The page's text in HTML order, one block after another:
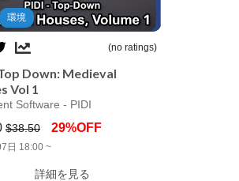
環境
(no ratings)
Down: Medieval
Vol 1
Software - PIDI
$38.50 29%OFF
日 18:00 ~
詳細を見る
Jump AssetStore